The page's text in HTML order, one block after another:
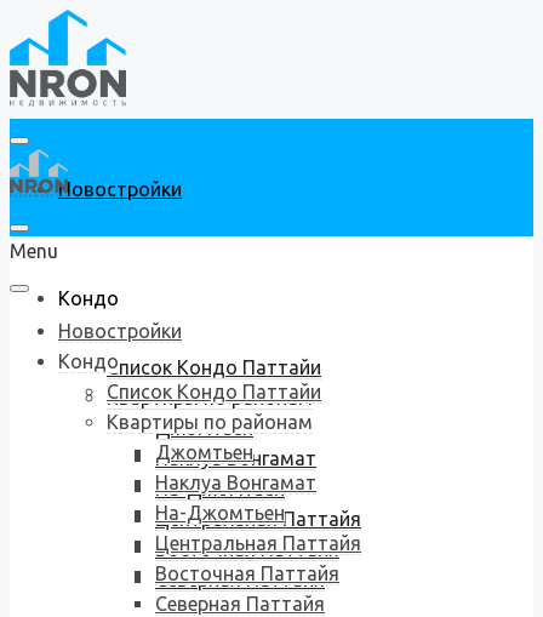
Новостройки
Кондо
Список Кондо Паттайи
Квартиры по районам
Джомтьен
Наклуа Вонгамат
На-Джомтьен
Центральная Паттайя
Восточная Паттайя
Северная Паттайя
Menu
Новостройки
Кондо
Список Кондо Паттайи
Квартиры по районам
Джомтьен
Наклуа Вонгамат
На-Джомтьен
Центральная Паттайя
Восточная Паттайя
Северная Паттайя